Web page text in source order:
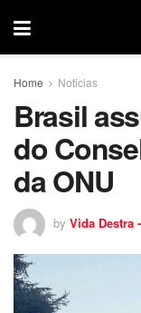
Home Noticias
Brasil
do
da ONU
by Vida Destra